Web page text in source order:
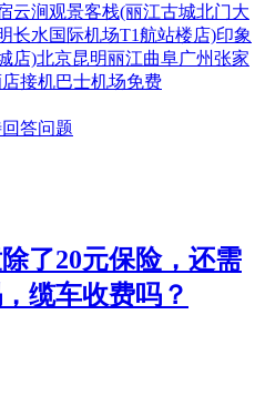
云涧观景客栈(丽江古城北门大
长水国际机场T1航站楼店)印象
店)北京昆明丽江曲阜广州张家
接机巴士机场免费
答问题
了20元保险，还需
缆车收费吗？